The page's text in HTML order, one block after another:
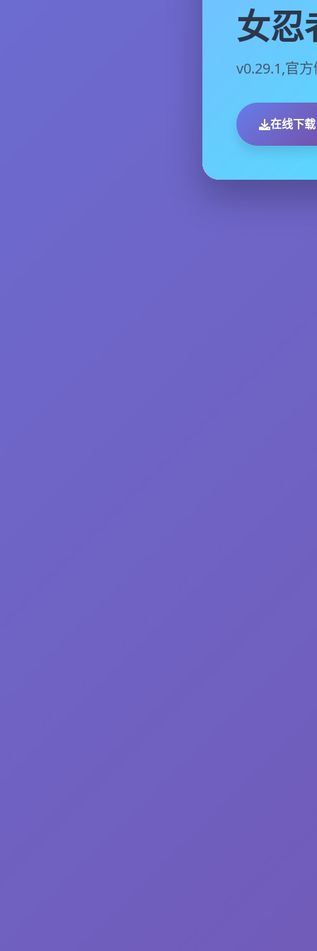
女忍
v0.29.1,官
在线下载